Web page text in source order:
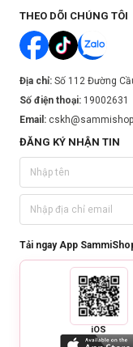
THEO DÕI CHÚNG TÔI
Địa chỉ: Số 112 Đường
Số điện thoại: 19002631
Email:
ĐĂNG KÝ NHẬN TIN
Tải ngay App
iOS